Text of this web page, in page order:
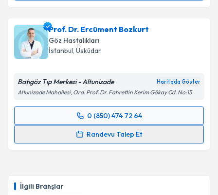
İlgili Branşlar
takvim hazırlandığında e-posta ile bilgilendireceğiz.
E-posta Adresiniz
Kişisel verilerimin işlenmesine ilişkinAydınlatma
Metni'ni okudum ve kişisel verilerimin belirtilen
kapsamda işlenmesini kabul ediyorum.
Takvim Talebini Gönder
Prof. Dr. Ercüment Bozkurt
Göz Hastalıkları
İstanbul, Üsküdar
Batıgöz Tıp Merkezi - Altunizade Haritada Göster
Altunizade Mahallesi, Ord. Prof. Dr. Fahrettin Kerim Gökay Cd. No:15
0 (850) 474 72 64
Randevu Talep Et
Randevu Takvimi Talebi
bilgilendireceğiz.